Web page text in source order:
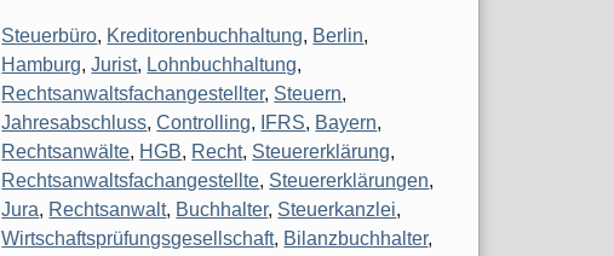
Steuerbüro, Kreditorenbuchhaltung, Berlin,
Hamburg,Jurist, Lohnbuchhaltung,
Rechtsanwaltsfachangestellter, Steuern,
Jahresabschluss,Controlling, IFRS, Bayern,
Rechtsanwälte, HGB, Recht, Steuererklärung,
Rechtsanwaltsfachangestellte, Steuererklärungen,
Jura, Rechtsanwalt, Buchhalter, Steuerkanzlei,
Wirtschaftsprüfungsgesellschaft, Bilanzbuchhalter,